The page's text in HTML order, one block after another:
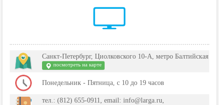
Санкт-Петербург, Циолковского 10-А, метро Балтийская
посмотреть на карте
Понедельник - Пятница, с 10 до 19 часов
тел.: (812) 655-0911, email: info@larga.ru,